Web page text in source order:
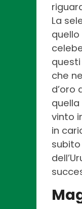
La
quello
che
d’oro
vinto
in